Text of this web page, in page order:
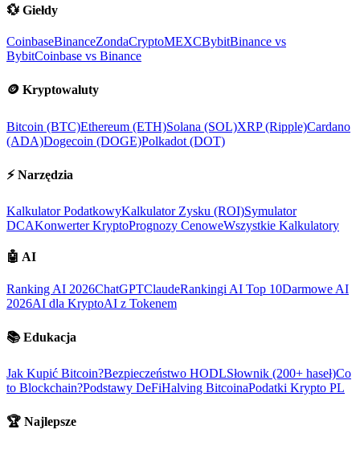
💱 Giełdy
CoinbaseBinanceZondaCryptoMEXCBybitBinance vs
BybitCoinbase vs Binance
🪙 Kryptowaluty
Bitcoin (BTC)Ethereum (ETH)Solana (SOL)XRP (Ripple)Cardano
(ADA)Dogecoin (DOGE)Polkadot (DOT)
⚡ Narzędzia
Kalkulator PodatkowyKalkulator Zysku (ROI)Symulator
DCAKonwerter KryptoPrognozy CenoweWszystkie Kalkulatory
🤖 AI
Ranking AI 2026ChatGPTClaudeRankingi AI Top 10Darmowe AI
2026AI dla KryptoAI z Tokenem
📚 Edukacja
Jak Kupić Bitcoin?Bezpieczeństwo HODLSłownik (200+ haseł)Co
to Blockchain?Podstawy DeFiHalving BitcoinaPodatki Krypto PL
🏆 Najlepsze